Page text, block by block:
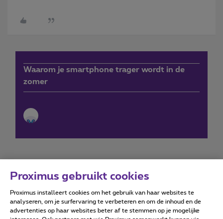
Waarom je smartphone trager wordt in de
zomer
Forumvoorwaarden Accessibility statement
Proximus gebruikt cookies
Proximus installeert cookies om het gebruik van haar websites te
analyseren, om je surfervaring te verbeteren en om de inhoud en de
advertenties op haar websites beter af te stemmen op je mogelijke